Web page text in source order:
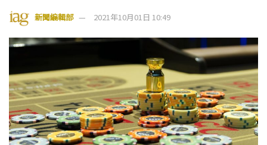
新聞編輯部 2021年10月01日 10:49